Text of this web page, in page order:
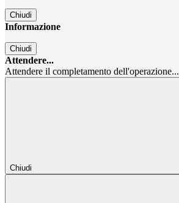
Chiudi
Informazione
Chiudi
Attendere...
Attendere il completamento dell'operazione...
Chiudi